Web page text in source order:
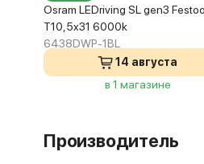
Osram LEDriving SL gen3
T10,5x31 6000k
6438DWP-1BL
14 августа
в 1 магазине
Производитель